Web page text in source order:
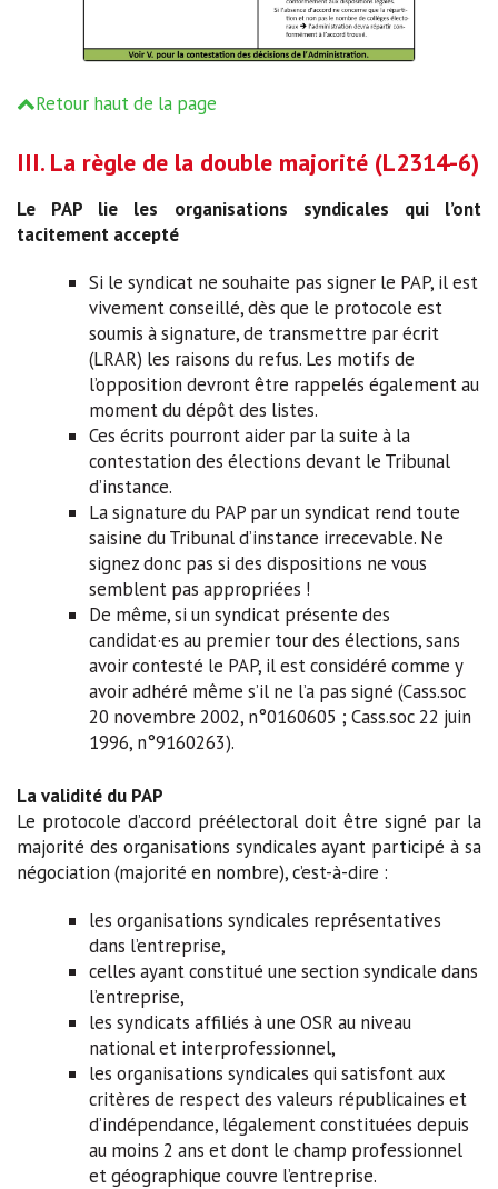
Retour haut de la page
III. La règle de la double majorité (L2314-6)
Le PAP lie les organisations syndicales qui l’ont
tacitement accepté
Si le syndicat ne souhaite pas signer le PAP, il est
vivement conseillé, dès que le protocole est
soumis à signature, de transmettre par écrit
(LRAR) les raisons du refus. Les motifs de
l’opposition devront être rappelés également au
moment du dépôt des listes.
Ces écrits pourront aider par la suite à la
contestation des élections devant le Tribunal
d’instance.
La signature du PAP par un syndicat rend toute
saisine du Tribunal d’instance irrecevable. Ne
signez donc pas si des dispositions ne vous
semblent pas appropriées !
De même, si un syndicat présente des
candidat·es au premier tour des élections, sans
avoir contesté le PAP, il est considéré comme y
avoir adhéré même s’il ne l’a pas signé (Cass.soc
20 novembre 2002, n°0160605 ; Cass.soc 22 juin
1996, n°9160263).
La validité du PAP
Le protocole d’accord préélectoral doit être signé par la
majorité des organisations syndicales ayant participé à sa
négociation (majorité en nombre), c’est-à-dire :
les organisations syndicales représentatives
dans l’entreprise,
celles ayant constitué une section syndicale dans
l’entreprise,
les syndicats affiliés à une OSR au niveau
national et interprofessionnel,
les organisations syndicales qui satisfont aux
critères de respect des valeurs républicaines et
d’indépendance, légalement constituées depuis
au moins 2 ans et dont le champ professionnel
et géographique couvre l’entreprise.